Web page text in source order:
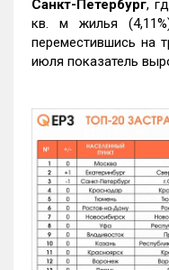
Санкт-Петербург,
кв. м жилья
переместившись на
июля показатель